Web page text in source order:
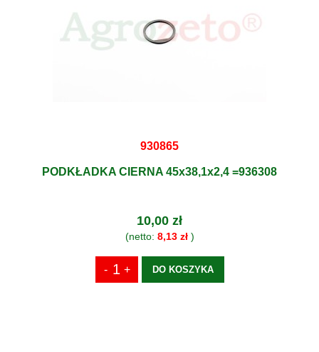
930865
PODKŁADKA CIERNA 45x38,1x2,4 =936308
10,00 zł
(netto: 8,13 zł)
DO KOSZYKA